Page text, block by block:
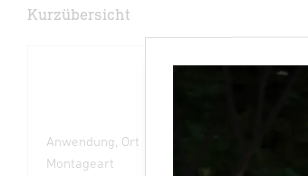
Kurzübersicht
Anwendung, Ort
Montageart